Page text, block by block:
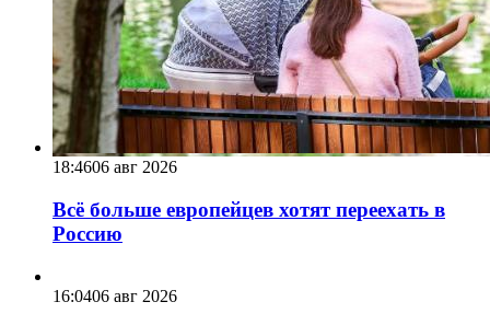
18:4606 авг 2026
Всё больше европейцев хотят переехать в
Россию
16:0406 авг 2026